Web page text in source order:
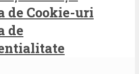
de Cookie-uri
de